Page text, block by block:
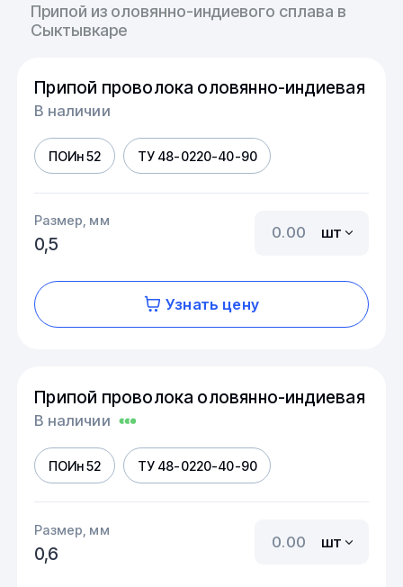
Припой из оловянно-индиевого сплава в
Сыктывкаре
Припой проволока оловянно-индиевая
В наличии
ПОИн 52 ТУ 48-0220-40-90
Размер, мм
0,5
шт
Узнать цену
Припой проволока оловянно-индиевая
В наличии
ПОИн 52 ТУ 48-0220-40-90
Размер, мм
0,6
шт